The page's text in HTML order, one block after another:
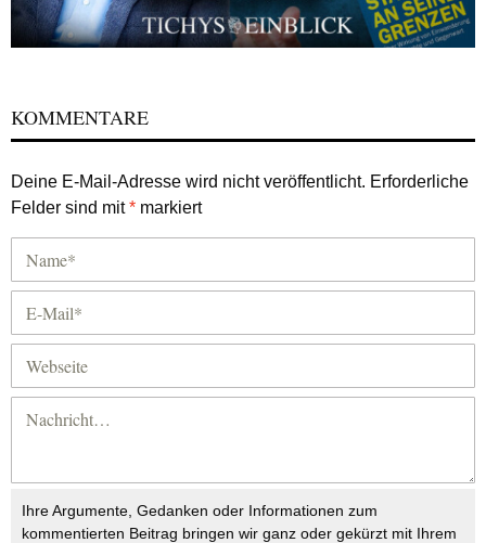
KOMMENTARE
Deine E-Mail-Adresse wird nicht veröffentlicht. Erforderliche
Felder sind mit* markiert
Ihre Argumente, Gedanken oder Informationen zum
kommentierten Beitrag bringen wir ganz oder gekürzt mit Ihrem